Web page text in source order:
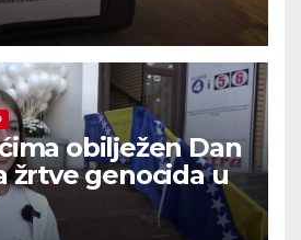
obilježen Dan
žrtve genocida u